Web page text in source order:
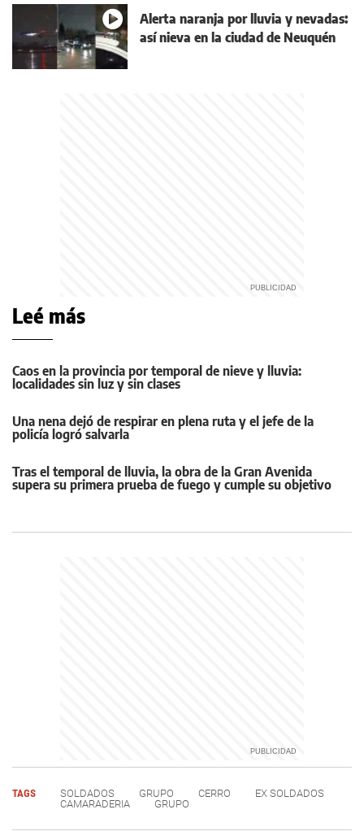
Alerta naranja por lluvia y nevadas:
así nieva en la ciudad de Neuquén
Leé más
Caos en la provincia por temporal de nieve y lluvia:
localidades sin luz y sin clases
Una nena dejó de respirar en plena ruta y el jefe de la
policía logró salvarla
Tras el temporal de lluvia, la obra de la Gran Avenida
supera su primera prueba de fuego y cumple su objetivo
TAGS SOLDADOS GRUPO CERRO
EX SOLDADOS
CAMARADERIA
GRUPO